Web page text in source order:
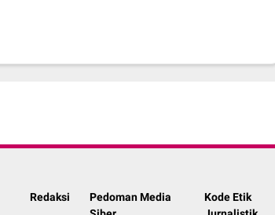
Redaksi
Pedoman Media
Kode Etik